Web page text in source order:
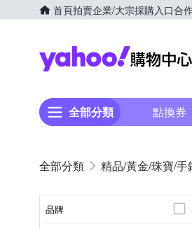
首頁拍賣企業/大宗採購入口合
全部分類 點換券
精品/黃金/珠寶/手
品牌